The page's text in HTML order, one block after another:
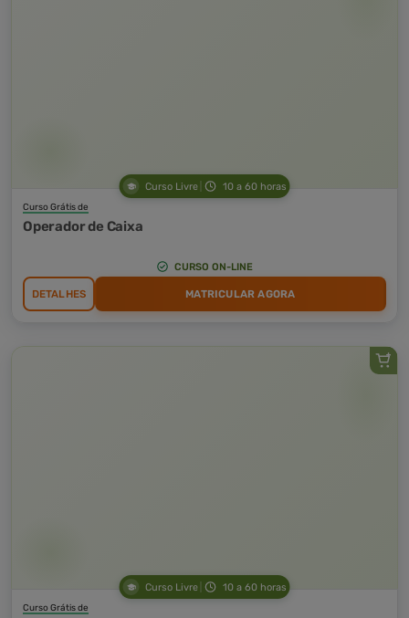
Curso Livre 10 a 60 horas
Curso Grátis de
Operador de Caixa
CURSO ON-LINE
DETALHES MATRICULAR AGORA
Curso Livre 10 a 60 horas
Curso Grátis de